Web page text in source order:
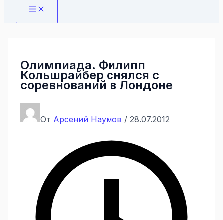
Олимпиада. Филипп
Кольшрайбер снялся с
соревнований в Лондоне
От Арсений Наумов / 28.07.2012